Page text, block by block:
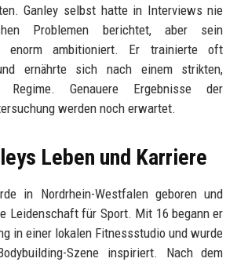
Ganley selbst hatte in Interviews nie
Problemen berichtet, aber sein
enorm ambitioniert. Er trainierte oft
ernährte sich nach einem strikten,
Regime. Genauere Ergebnisse der
werden noch erwartet.
Leben und Karriere
in Nordrhein-Westfalen geboren und
Leidenschaft für Sport. Mit 16 begann er
in einer lokalen Fitnessstudio und wurde
Szene inspiriert. Nach dem